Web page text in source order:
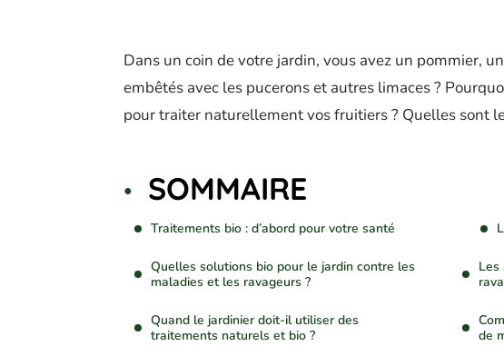
Dans un coin de votre jardin, vous avez un pommier,
embêtés avec les pucerons et autres limaces ?
pour traiter naturellement vos fruitiers ? Quelles sont
SOMMAIRE
Traitements bio : d’abord pour votre santé
Quelles solutions bio pour le jardin contre les
maladies et les ravageurs ?
Quand le jardinier doit-il utiliser des
traitements naturels et bio ?
Les
de